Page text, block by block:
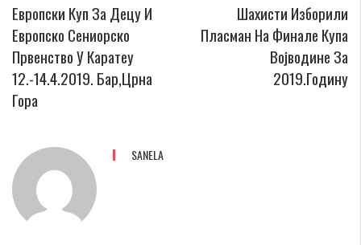
Европски Куп За Децу И
Европско Сениорско
Првенство У Каратеу
12.-14.4.2019. Бар,Црна
Гора
Шахисти Изборили
Пласман На Финале Купа
Војводине За
2019.годину
SANELA